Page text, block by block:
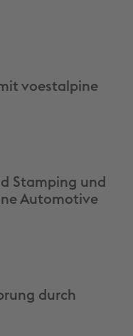
voestalpine
Stamping und
Automotive
durch